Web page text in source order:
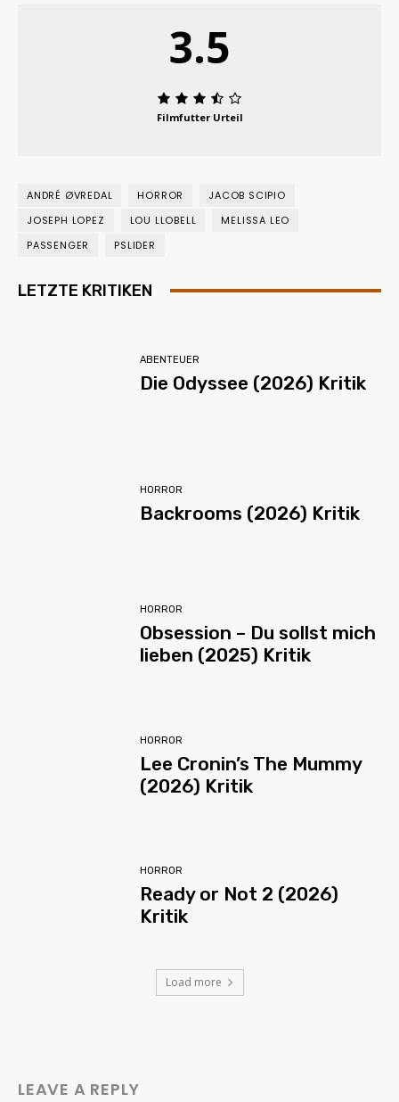
3.5
Filmfutter Urteil
ANDRÉ ØVREDAL HORROR
JACOB SCIPIO
JOSEPH LOPEZ
LOU LLOBELL
MELISSA LEO
PASSENGER
PSLIDER
LETZTE KRITIKEN
ABENTEUER
Die Odyssee (2026) Kritik
HORROR
Backrooms (2026) Kritik
HORROR
Obsession – Du sollst mich
lieben (2025) Kritik
HORROR
Lee Cronin’s The Mummy
(2026) Kritik
HORROR
Ready or Not 2 (2026)
Kritik
Load more
LEAVE A REPLY